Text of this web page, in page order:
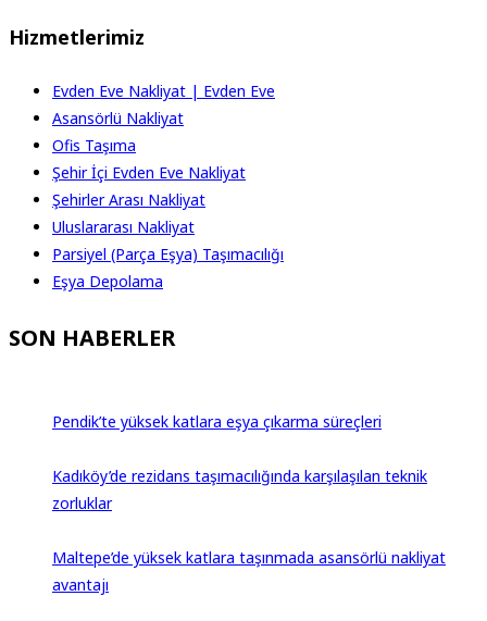
Hizmetlerimiz
Evden Eve Nakliyat | Evden Eve
Asansörlü Nakliyat
Ofis Taşıma
Şehir İçi Evden Eve Nakliyat
Şehirler Arası Nakliyat
Uluslararası Nakliyat
Parsiyel (Parça Eşya) Taşımacılığı
Eşya Depolama
SON HABERLER
Pendik’te yüksek katlara eşya çıkarma süreçleri
Kadıköy’de rezidans taşımacılığında karşılaşılan teknik
zorluklar
Maltepe’de yüksek katlara taşınmada asansörlü nakliyat
avantajı